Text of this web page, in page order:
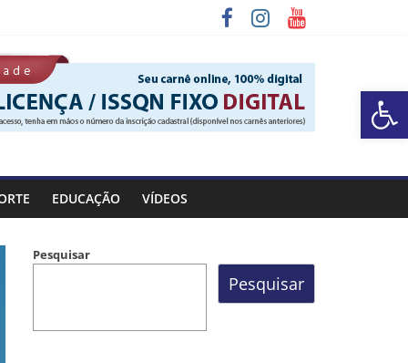
Barra de Ferramentas Aberta
EDUCAÇÃO VÍDEOS
Pesquisar
Pesquisar